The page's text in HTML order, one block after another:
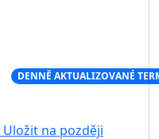
DENNĚ AKTUALIZOVANÉ
Uložit na později